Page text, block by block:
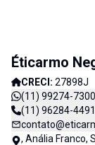
Éticarmo
CRECI: 27898J
(11) 99274-7300
(11) 96284-4491
, Anália Franco,